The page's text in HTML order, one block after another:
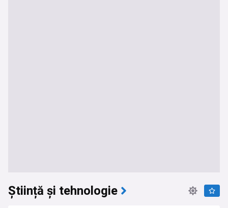
Știință și tehnologie